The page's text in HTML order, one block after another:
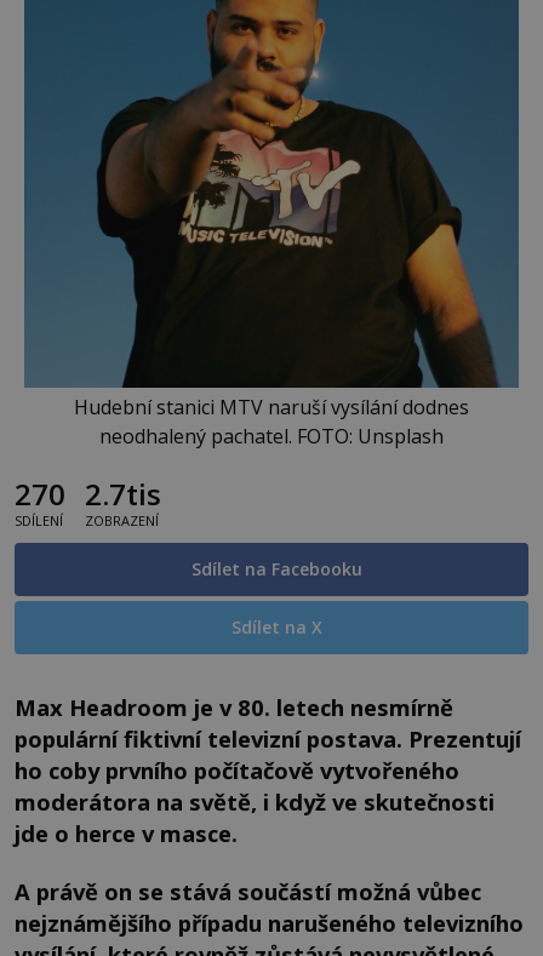
Hudební stanici MTV naruší vysílání dodnes
neodhalený pachatel. FOTO: Unsplash
270
SDÍLENÍ
2.7tis
ZOBRAZENÍ
Sdílet na Facebooku
Sdílet na X
Max Headroom je v 80. letech nesmírně
populární fiktivní televizní postava. Prezentují
ho coby prvního počítačově vytvořeného
moderátora na světě, i když ve skutečnosti
jde o herce v masce.
A právě on se stává součástí možná vůbec
nejznámějšího případu narušeného televizního